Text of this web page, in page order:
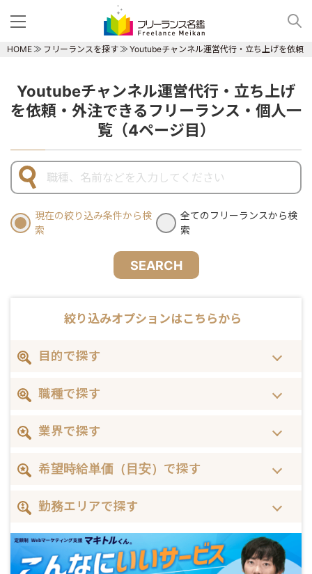
HOME フリーランスを探す Youtubeチャンネル運営代行・立ち上げを依頼
Youtubeチャンネル運営代行・立ち上げ
を依頼・外注できるフリーランス・個人一
覧（4ページ目）
現在の絞り込み条件から検
索
全てのフリーランスから検
索
SEARCH
絞り込みオプションはこちらから
目的で探す
職種で探す
業界で探す
希望時給単価（目安）で探す
勤務エリアで探す